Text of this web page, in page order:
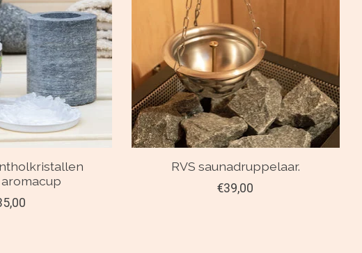
aromacup
RVS saunadruppelaar.
€39,00